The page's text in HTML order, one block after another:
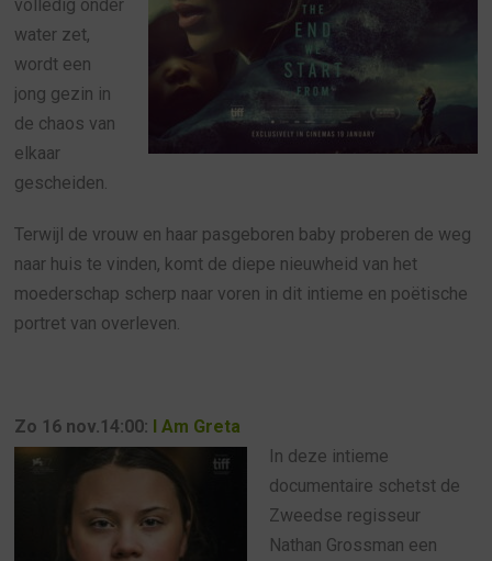
volledig onder
water zet,
wordt een
jong gezin in
de chaos van
elkaar
gescheiden.
Terwijl de vrouw en haar pasgeboren baby proberen de weg
naar huis te vinden, komt de diepe nieuwheid van het
moederschap scherp naar voren in dit intieme en poëtische
portret van overleven.
Zo 16 nov.14:00: I Am Greta
In deze intieme
documentaire schetst de
Zweedse regisseur
Nathan Grossman een